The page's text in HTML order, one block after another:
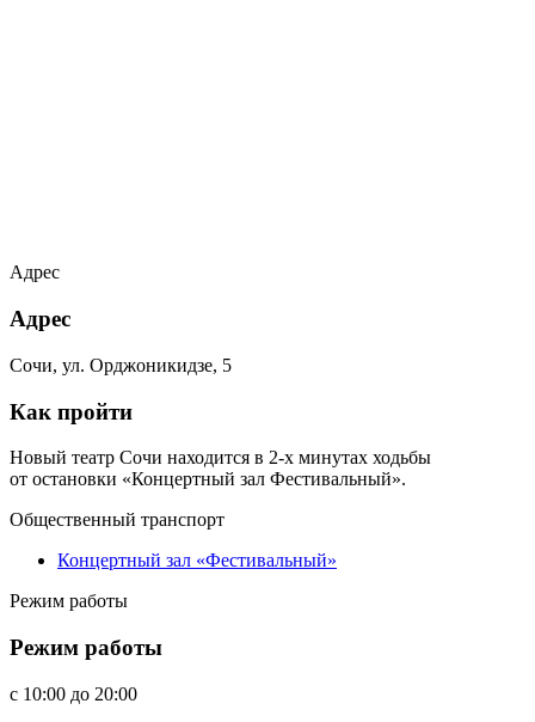
Адрес
Адрес
Сочи, ул. Орджоникидзе, 5
Как пройти
Новый театр Сочи находится в 2-х минутах ходьбы
от остановки «Концертный зал Фестивальный».
Общественный транспорт
Концертный зал «Фестивальный»
Режим работы
Режим работы
c 10:00 до 20:00